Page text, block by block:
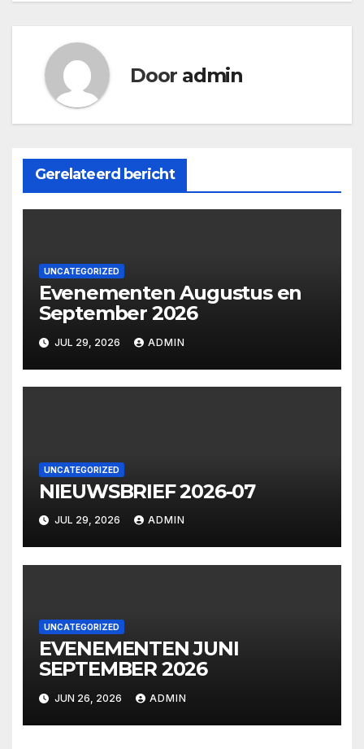
Door admin
Gerelateerd bericht
UNCATEGORIZED
Evenementen Augustus en
September 2026
JUL 29, 2026 ADMIN
UNCATEGORIZED
NIEUWSBRIEF 2026-07
JUL 29, 2026 ADMIN
UNCATEGORIZED
EVENEMENTEN JUNI
SEPTEMBER 2026
JUN 26, 2026 ADMIN